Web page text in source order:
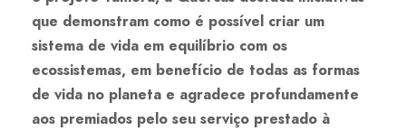
que demonstram como é possível criar um
sistema de vida em equilíbrio com os
ecossistemas, em benefício de todas as formas
de vida no planeta e agradece profundamente
aos premiados pelo seu serviço prestado à